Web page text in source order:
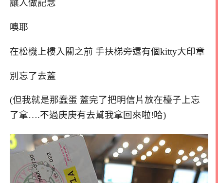
讓人做記念
噢耶
在松機上樓入關之前 手扶梯旁還有個kitty大印章
別忘了去蓋
(但我就是那蠢蛋 蓋完了把明信片放在檯子上忘
了拿….不過庚庚有去幫我拿回來啦!哈)